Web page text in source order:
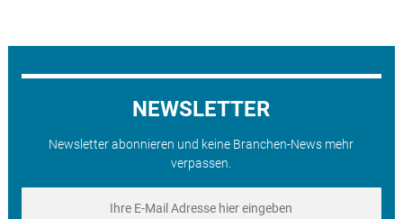
NEWSLETTER
Newsletter abonnieren und keine Branchen-News mehr
verpassen.